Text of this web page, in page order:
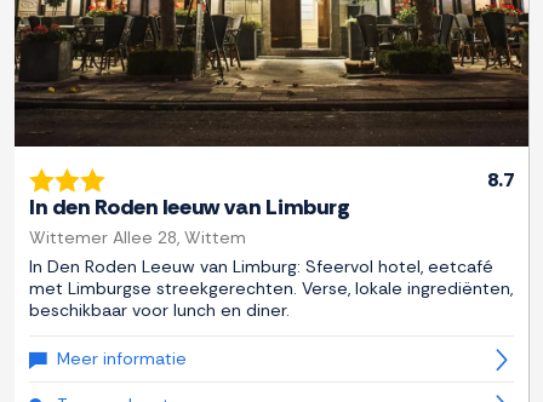
8.7
In den Roden leeuw van Limburg
Wittemer Allee 28, Wittem
In Den Roden Leeuw van Limburg: Sfeervol hotel, eetcafé
met Limburgse streekgerechten. Verse, lokale ingrediënten,
beschikbaar voor lunch en diner.
Meer informatie